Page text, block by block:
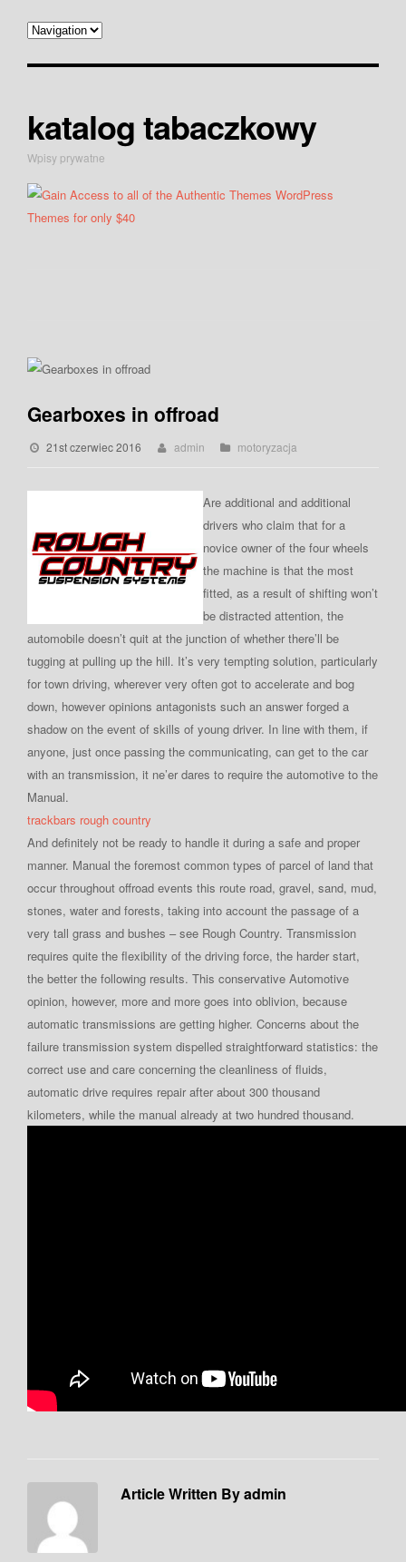
katalog tabaczkowy
Wpisy prywatne
Gearboxes in offroad
21st czerwiec 2016 admin motoryzacja
Are additional and additional
drivers who claim that for a
novice owner of the four wheels
the machine is that the most
fitted, as a result of shifting won’t
be distracted attention, the
automobile doesn’t quit at the junction of whether there’ll be
tugging at pulling up the hill. It’s very tempting solution, particularly
for town driving, wherever very often got to accelerate and bog
down, however opinions antagonists such an answer forged a
shadow on the event of skills of young driver. In line with them, if
anyone, just once passing the communicating, can get to the car
with an transmission, it ne’er dares to require the automotive to the
Manual.
trackbars rough country
And definitely not be ready to handle it during a safe and proper
manner. Manual the foremost common types of parcel of land that
occur throughout offroad events this route road, gravel, sand, mud,
stones, water and forests, taking into account the passage of a
very tall grass and bushes – see Rough Country. Transmission
requires quite the flexibility of the driving force, the harder start,
the better the following results. This conservative Automotive
opinion, however, more and more goes into oblivion, because
automatic transmissions are getting higher. Concerns about the
failure transmission system dispelled straightforward statistics: the
correct use and care concerning the cleanliness of fluids,
automatic drive requires repair after about 300 thousand
kilometers, while the manual already at two hundred thousand.
Article Written By admin